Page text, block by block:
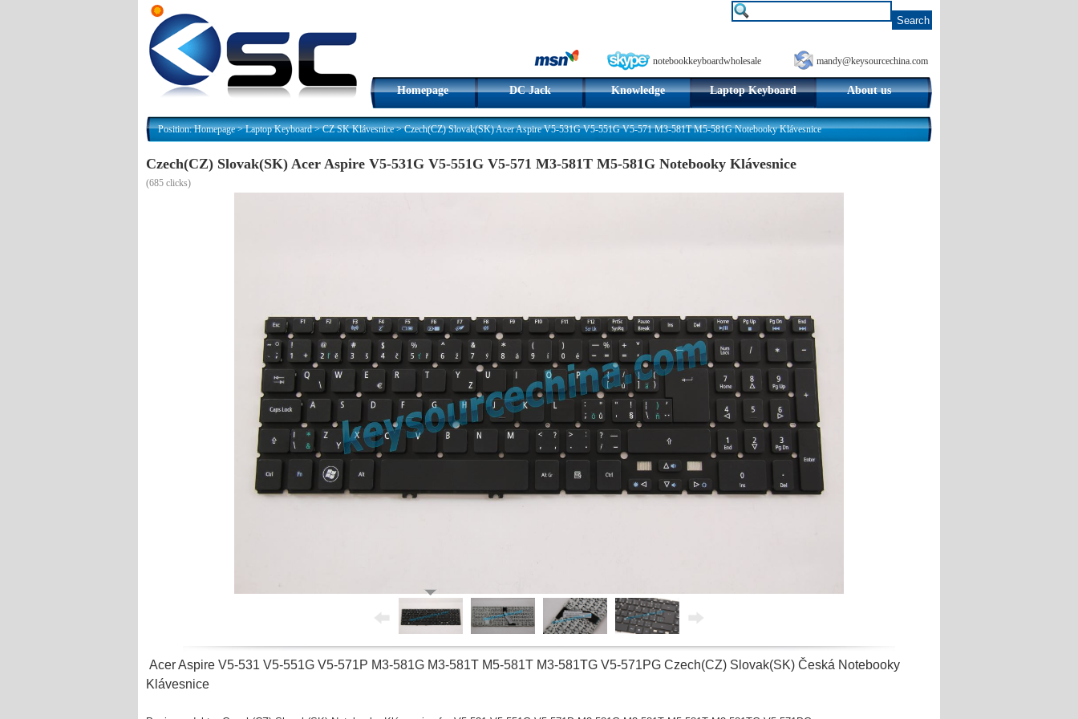
notebookkeyboardwholesale mandy@keysourcechina.com
Homepage DC Jack Knowledge Laptop Keyboard About us
Position:Homepage>Laptop Keyboard>CZ SK Klávesnice>Czech(CZ) Slovak(SK) Acer Aspire V5-531G V5-551G V5-571 M3-581T M5-581G Notebooky Klávesnice
Czech(CZ) Slovak(SK) Acer Aspire V5-531G V5-551G V5-571 M3-581T M5-581G Notebooky Klávesnice
(685 clicks)
Acer Aspire V5-531 V5-551G V5-571P M3-581G M3-581T M5-581T M3-581TG V5-571PG Czech(CZ) Slovak(SK) Česká Notebooky
Klávesnice